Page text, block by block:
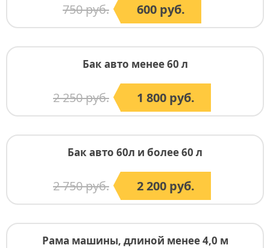
750 руб. 600 руб.
Бак авто менее 60 л
2 250 руб. 1 800 руб.
Бак авто 60л и более 60 л
2 750 руб. 2 200 руб.
Рама машины, длиной менее 4,0 м